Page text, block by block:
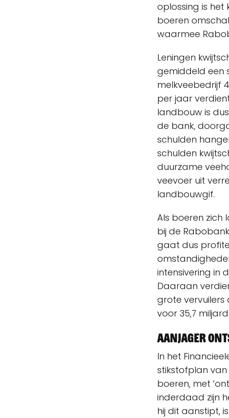
oplossing is
boeren
waarmee
Leningen
gemiddeld een
melkveebedrijf
per jaar
landbouw is
de bank,
schulden
schulden
duurzame
veevoer uit
landbouwgif.
Als boeren zich
bij de
gaat dus
intensivering in
Daaraan
grote vervuilers
voor 35,7
Aanjager
In het
stikstofplan van
boeren, met
inderdaad zijn
hij dit aanstipt,